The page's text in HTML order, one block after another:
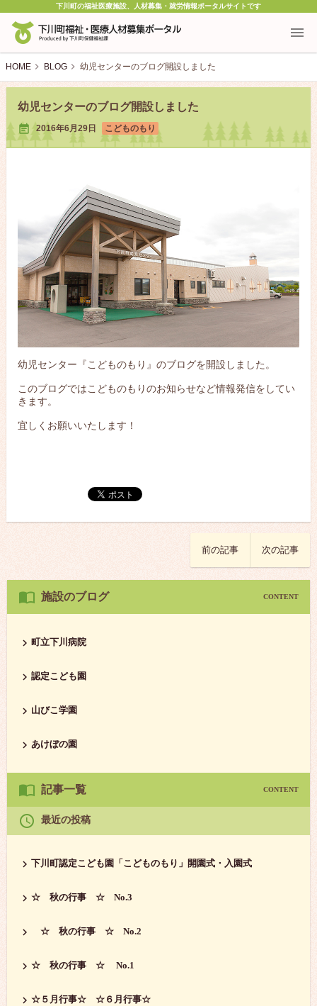
下川町の福祉医療施設、人材募集・就労情報ポータルサイトです
HOME BLOG 幼児センターのブログ開設しました
幼児センターのブログ開設しました
 2016年6月29日 こどものもり
幼児センター『こどものもり』のブログを開設しました。
このブログではこどものもりのお知らせなど情報発信をしてい
きます。
宜しくお願いいたします！
前の記事 次の記事
施設のブログ CONTENT
町立下川病院
認定こども園
山びこ学園
あけぼの園
記事一覧 CONTENT
 最近の投稿
下川町認定こども園「こどものもり」開園式・入園式
☆ 秋の行事 ☆ No.3
☆ 秋の行事 ☆ No.2
☆ 秋の行事 ☆ No.1
☆５月行事☆ ☆６月行事☆